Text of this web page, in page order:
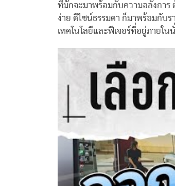
ที่มักจะมาพร้อมกับความอลังการ
ง่าย ดีไซน์ธรรมดา ก็มาพร้อมกับ
เทคโนโลยีและฟีเจอร์ที่อยู่ภายใน